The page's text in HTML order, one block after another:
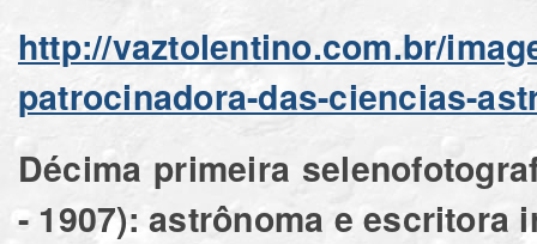
http://vaztolentino.com.br/
patrocinadora-das-ciencias-
Décima primeira
- 1907): astrônoma e escritora